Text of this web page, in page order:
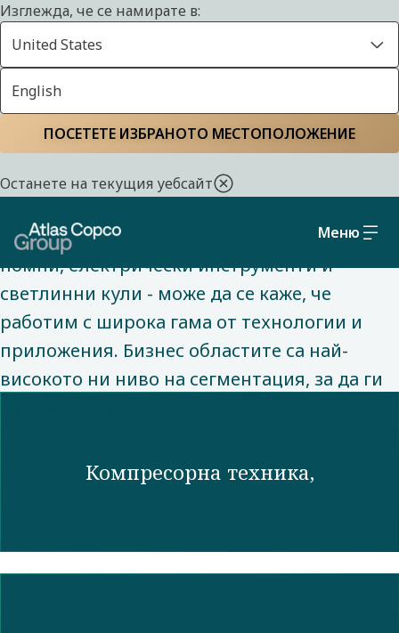
Изглежда, че се намирате в:
United States
English
ПОСЕТЕТЕ ИЗБРАНОТО МЕСТОПОЛОЖЕНИЕ
Останете на текущия уебсайт
Меню
ЗА НАС
Разбиране на нашите
бизнес области
От въздушни компресори до вакуумни
помпи, електрически инструменти и
светлинни кули - може да се каже, че
работим с широка гама от технологии и
приложения. Бизнес областите са най-
високото ни ниво на сегментация, за да ги
Компресорна техника,